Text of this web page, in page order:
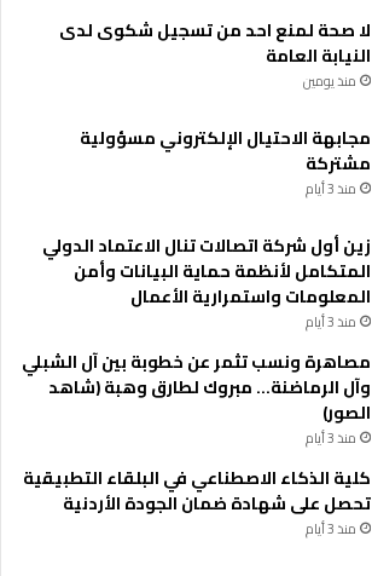
لا صحة لمنع احد من تسجيل شكوى لدى
النيابة العامة
منذ يومين
مجابهة الاحتيال الإلكتروني مسؤولية
مشتركة
منذ 3 أيام
زين أول شركة اتصالات تنال الاعتماد الدولي
المتكامل لأنظمة حماية البيانات وأمن
المعلومات واستمرارية الأعمال
منذ 3 أيام
مصاهرة ونسب تثمر عن خطوبة بين آل الشبلي
وآل الرماضنة… مبروك لطارق وهبة (شاهد
الصور)
منذ 3 أيام
كلية الذكاء الاصطناعي في البلقاء التطبيقية
تحصل على شهادة ضمان الجودة الأردنية
منذ 3 أيام